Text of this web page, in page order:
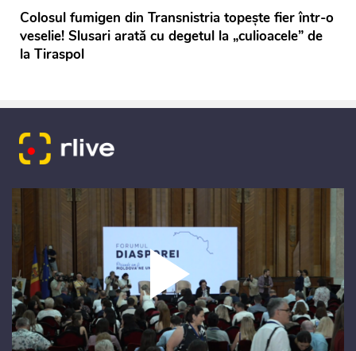
Colosul fumigen din Transnistria topește fier într-o
veselie! Slusari arată cu degetul la „culioacele” de
la Tiraspol